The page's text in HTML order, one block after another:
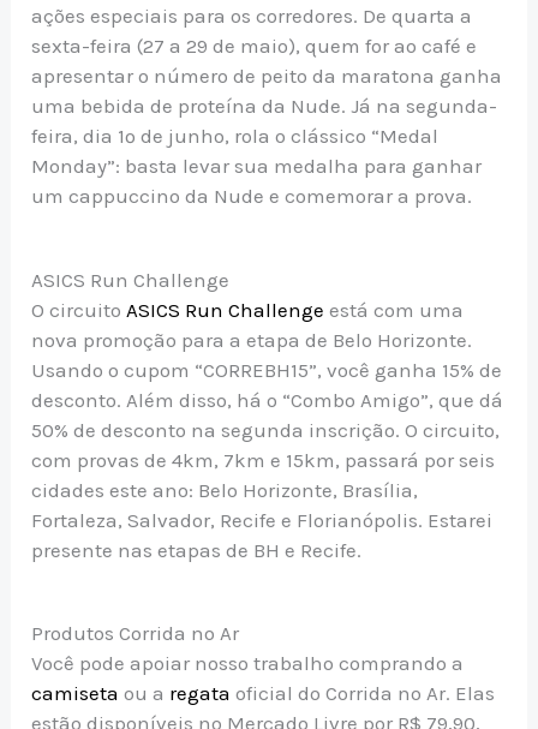
ações especiais para os corredores. De quarta a
sexta-feira (27 a 29 de maio), quem for ao café e
apresentar o número de peito da maratona ganha
uma bebida de proteína da Nude. Já na segunda-
feira, dia 1º de junho, rola o clássico “Medal
Monday”: basta levar sua medalha para ganhar
um cappuccino da Nude e comemorar a prova.
ASICS Run Challenge
O circuito ASICS Run Challenge está com uma
nova promoção para a etapa de Belo Horizonte.
Usando o cupom “CORREBH15”, você ganha 15% de
desconto. Além disso, há o “Combo Amigo”, que dá
50% de desconto na segunda inscrição. O circuito,
com provas de 4km, 7km e 15km, passará por seis
cidades este ano: Belo Horizonte, Brasília,
Fortaleza, Salvador, Recife e Florianópolis. Estarei
presente nas etapas de BH e Recife.
Produtos Corrida no Ar
Você pode apoiar nosso trabalho comprando a
camiseta ou a regata oficial do Corrida no Ar. Elas
estão disponíveis no Mercado Livre por R$ 79,90,